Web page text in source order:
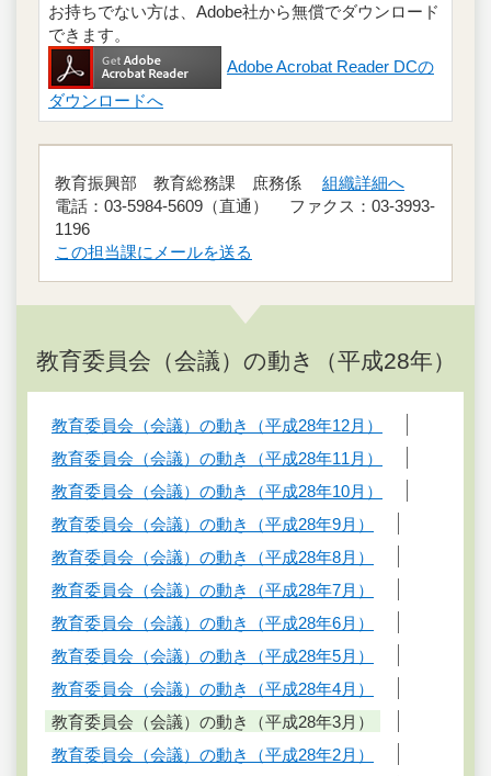
お持ちでない方は、Adobe社から無償でダウンロード
できます。
Adobe Acrobat Reader DCの
ダウンロードへ
教育振興部 教育総務課 庶務係 組織詳細へ
電話：03-5984-5609（直通） ファクス：03-3993-
1196
この担当課にメールを送る
教育委員会（会議）の動き（平成28年）
教育委員会（会議）の動き（平成28年12月）
教育委員会（会議）の動き（平成28年11月）
教育委員会（会議）の動き（平成28年10月）
教育委員会（会議）の動き（平成28年9月）
教育委員会（会議）の動き（平成28年8月）
教育委員会（会議）の動き（平成28年7月）
教育委員会（会議）の動き（平成28年6月）
教育委員会（会議）の動き（平成28年5月）
教育委員会（会議）の動き（平成28年4月）
教育委員会（会議）の動き（平成28年3月）
教育委員会（会議）の動き（平成28年2月）